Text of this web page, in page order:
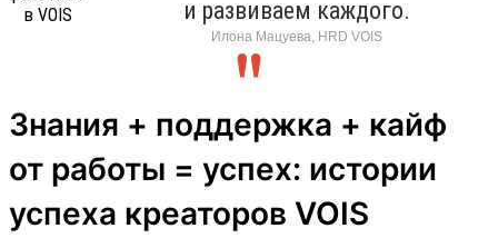
и развиваем каждого.
Илона Мацуева, HRD VOIS
Знания + поддержка + кайф
от работы = успех: истории
успеха креаторов VOIS